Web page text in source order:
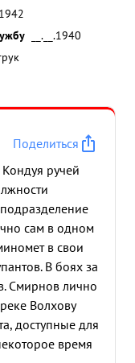
__.__.1940
Поделиться
Кондуя ручей
сам в одном
в свои
В боях за
Смирнов лично
Волхову
доступные для
время